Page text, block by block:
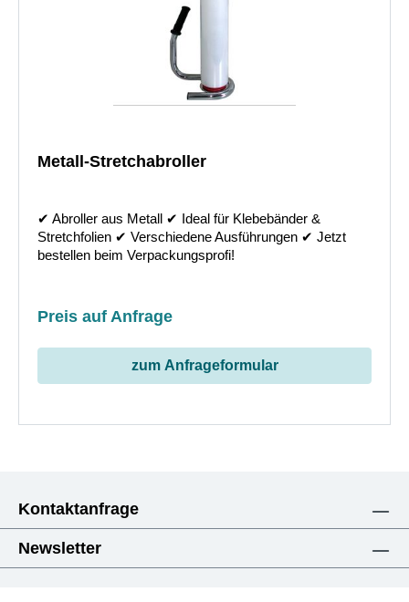
Metall-Stretchabroller
✔︎ Abroller aus Metall ✔︎ Ideal für Klebebänder &
Stretchfolien ✔︎ Verschiedene Ausführungen ✔︎ Jetzt
bestellen beim Verpackungsprofi!
Preis auf Anfrage
zum Anfrageformular
Kontaktanfrage
Newsletter